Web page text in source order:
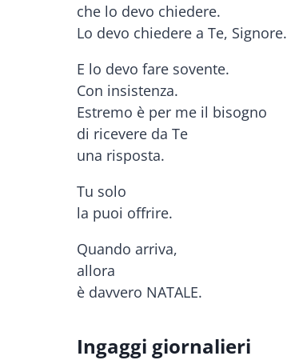
che lo devo chiedere.
Lo devo chiedere a Te, Signore.
E lo devo fare sovente.
Con insistenza.
Estremo è per me il bisogno
di ricevere da Te
una risposta.
Tu solo
la puoi offrire.
Quando arriva,
allora
è davvero NATALE.
Ingaggi giornalieri